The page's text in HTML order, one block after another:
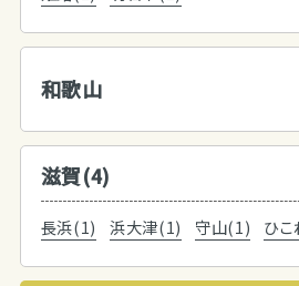
和歌山
滋賀(4)
長浜(1) 浜大津(1) 守山(1) ひ